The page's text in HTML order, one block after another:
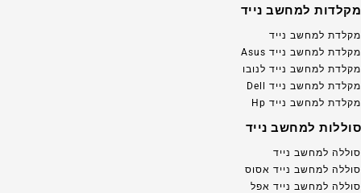
מקלדות למחשב נייד
מקלדת למחשב נייד
מקלדת למחשב נייד Asus
מקלדת למחשב נייד לנובו
מקלדת למחשב נייד Dell
מקלדת למחשב נייד Hp
סוללות למחשב נייד
סוללה למחשב נייד
סוללה למחשב נייד אסוס
סוללה למחשב נייד אפל